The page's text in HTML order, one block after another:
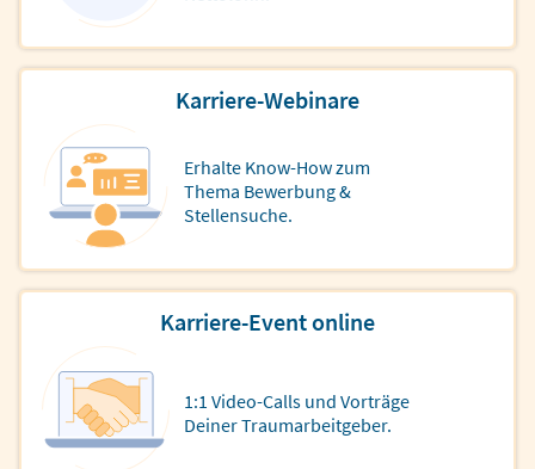
Karriere-Webinare
Erhalte Know-How zum
Thema Bewerbung &
Stellensuche.
Karriere-Event online
1:1 Video-Calls und Vorträge
Deiner Traumarbeitgeber.